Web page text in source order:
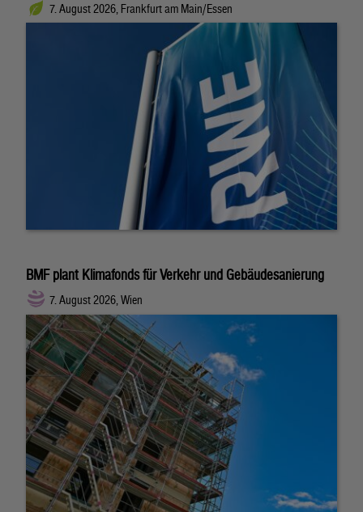
7. August 2026, Frankfurt am Main/Essen
BMF plant Klimafonds für Verkehr und Gebäudesanierung
7. August 2026, Wien